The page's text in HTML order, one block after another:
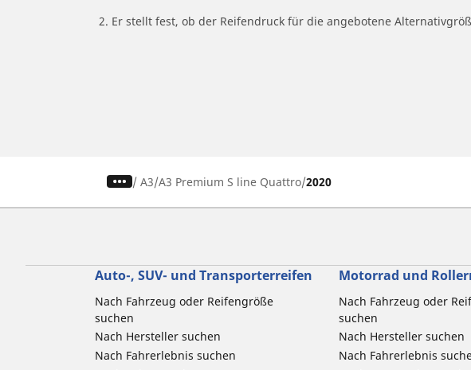
2. Er stellt fest, ob der Reifendruck für die angebotene
/ A3 A3 Premium S line Quattro 2020
Auto-, SUV- und Transporterreifen
Nach Fahrzeug oder Reifengröße
suchen
Nach Hersteller suchen
Nach Fahrerlebnis suchen
Motorrad und
Nach Fahrzeug oder
suchen
Nach Hersteller suchen
Nach Fahrerlebnis